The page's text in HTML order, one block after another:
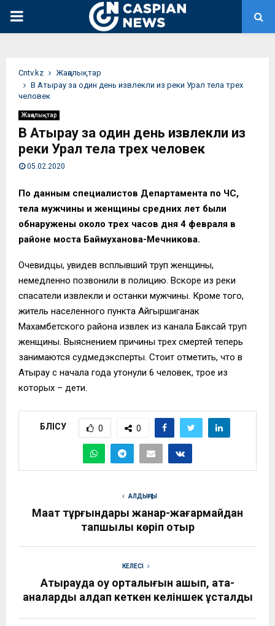
PRIMARY
Сntv.kz
Жаңалықтар
В Атырау за один день извлекли из реки Урал тела трех
человек
Жаңалықтар
В Атырау за один день извлекли из
реки Урал тела трех человек
05.02.2020
По данным специалистов Департамента по ЧС,
тела мужчины и женщины средних лет были
обнаружены около трех часов дня 4 февраля в
районе моста Баймуханова-Мечникова.
Очевидцы, увидев всплывший труп женщины,
немедленно позвонили в полицию. Вскоре из реки
спасатели извлекли и останки мужчины. Кроме того,
житель населенного пункта Айгыршиганак
Махамбетского района извлек из канала Баксай труп
женщины. Выяснением причины трех смертей теперь
занимаются судмедэксперты. Стоит отметить, что в
Атырау с начала года утонули 6 человек, трое из
которых – дети.
БӨЛІСУ 0 0
АЛДЫҢҒЫ
Мақат тұрғындары жанар-жағармайдан
тапшылық көріп отыр
КЕЛЕСІ
Атырауда оқу орталығын ашып, ата-
аналарды алдап кеткен келіншек ұсталды